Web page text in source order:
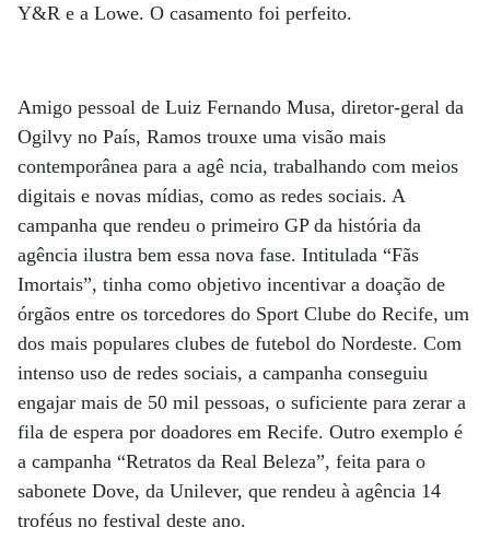
Y&R e a Lowe. O casamento foi perfeito.
Amigo pessoal de Luiz Fernando Musa, diretor-geral da
Ogilvy no País, Ramos trouxe uma visão mais
contemporânea para a agê ncia, trabalhando com meios
digitais e novas mídias, como as redes sociais. A
campanha que rendeu o primeiro GP da história da
agência ilustra bem essa nova fase. Intitulada “Fãs
Imortais”, tinha como objetivo incentivar a doação de
órgãos entre os torcedores do Sport Clube do Recife, um
dos mais populares clubes de futebol do Nordeste. Com
intenso uso de redes sociais, a campanha conseguiu
engajar mais de 50 mil pessoas, o suficiente para zerar a
fila de espera por doadores em Recife. Outro exemplo é
a campanha “Retratos da Real Beleza”, feita para o
sabonete Dove, da Unilever, que rendeu à agência 14
troféus no festival deste ano.